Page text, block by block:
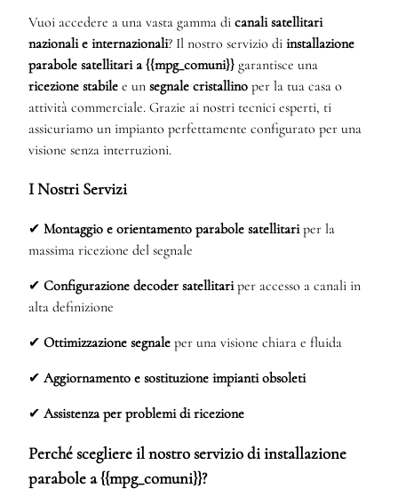
Vuoi accedere a una vasta gamma di canali satellitari
nazionali e internazionali? Il nostro servizio di installazione
parabole satellitari a {{mpg_comuni}} garantisce una
ricezione stabile e un segnale cristallino per la tua casa o
attività commerciale. Grazie ai nostri tecnici esperti, ti
assicuriamo un impianto perfettamente configurato per una
visione senza interruzioni.
I Nostri Servizi
✔ Montaggio e orientamento parabole satellitariper la
massima ricezione del segnale
✔ Configurazione decoder satellitariper accesso a canali in
alta definizione
✔ Ottimizzazione segnale per una visione chiara e fluida
✔ Aggiornamento e sostituzione impianti obsoleti
✔ Assistenza per problemi di ricezione
Perché scegliere il nostro servizio di installazione
parabole a {{mpg_comuni}}?